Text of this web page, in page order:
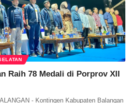
Raih 78 Medali di Porprov XII
- Kontingen Kabupaten Balangan